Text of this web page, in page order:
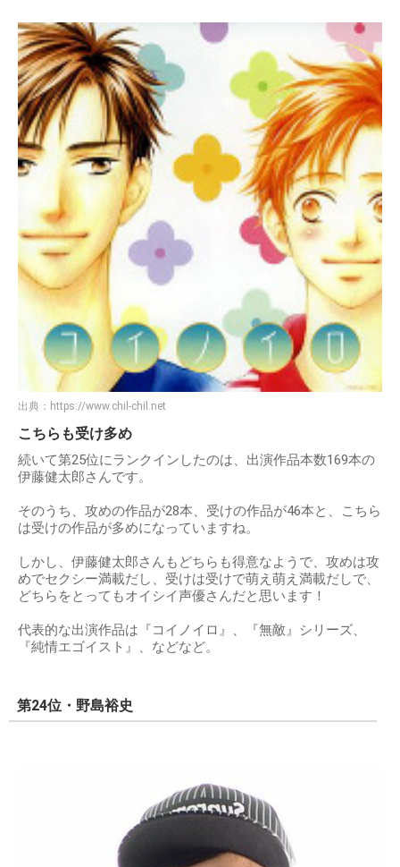
出典： https://www.chil-chil.net
こちらも受け多め
続いて第25位にランクインしたのは、出演作品本数169本の
伊藤健太郎さんです。
そのうち、攻めの作品が28本、受けの作品が46本と、こちら
は受けの作品が多めになっていますね。
しかし、伊藤健太郎さんもどちらも得意なようで、攻めは攻
めでセクシー満載だし、受けは受けで萌え萌え満載だしで、
どちらをとってもオイシイ声優さんだと思います！
代表的な出演作品は『コイノイロ』、『無敵』シリーズ、
『純情エゴイスト』、などなど。
第24位・野島裕史